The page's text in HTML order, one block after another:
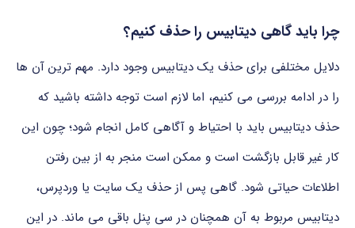
چرا بایدگاهی دیتابیس راحذف کنیم؟
دلایل مختلفی برایحذف یک دیتابیس وجود دارد. مهم ترین آن ها
را در ادامه بررسی می کنیم، اما لازم است توجه داشته باشید که
حذف دیتابیس باید با احتیاط و آگاهی کامل انجام شود؛چون این
کار غیر قابل بازگشت است و ممکن است منجر به از بین رفتن
اطلاعاتحیاتی شود. گاهی پس ازحذف یک سایت یا وردپرس،
دیتابیس مربوط به آن همچنان در سی پنل باقی می ماند. در این